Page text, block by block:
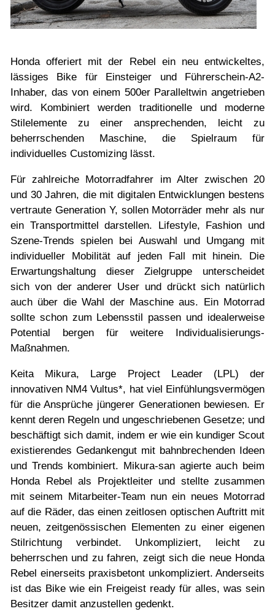
Probefahrt vereinbaren
Inhaltsverzeichnis
Datenschutz
Gebrauchtwagen-Verkaufsbedingungen
Über uns
Anfahrt & Routenplaner
Honda offeriert mit der Rebel ein neu entwickeltes,
lässiges Bike für Einsteiger und Führerschein-A2-
Inhaber, das von einem 500er Paralleltwin angetrieben
wird. Kombiniert werden traditionelle und moderne
Stilelemente zu einer ansprechenden, leicht zu
beherrschenden Maschine, die Spielraum für
individuelles Customizing lässt.
Für zahlreiche Motorradfahrer im Alter zwischen 20
und 30 Jahren, die mit digitalen Entwicklungen bestens
vertraute Generation Y, sollen Motorräder mehr als nur
ein Transportmittel darstellen. Lifestyle, Fashion und
Szene-Trends spielen bei Auswahl und Umgang mit
individueller Mobilität auf jeden Fall mit hinein. Die
Erwartungshaltung dieser Zielgruppe unterscheidet
sich von der anderer User und drückt sich natürlich
auch über die Wahl der Maschine aus. Ein Motorrad
sollte schon zum Lebensstil passen und idealerweise
Potential bergen für weitere Individualisierungs-
Maßnahmen.
Keita Mikura, Large Project Leader (LPL) der
innovativen NM4 Vultus*, hat viel Einfühlungsvermögen
für die Ansprüche jüngerer Generationen bewiesen. Er
kennt deren Regeln und ungeschriebenen Gesetze; und
beschäftigt sich damit, indem er wie ein kundiger Scout
existierendes Gedankengut mit bahnbrechenden Ideen
und Trends kombiniert. Mikura-san agierte auch beim
Honda Rebel als Projektleiter und stellte zusammen
mit seinem Mitarbeiter-Team nun ein neues Motorrad
auf die Räder, das einen zeitlosen optischen Auftritt mit
neuen, zeitgenössischen Elementen zu einer eigenen
Stilrichtung verbindet. Unkompliziert, leicht zu
beherrschen und zu fahren, zeigt sich die neue Honda
Rebel einerseits praxisbetont unkompliziert. Anderseits
ist das Bike wie ein Freigeist ready für alles, was sein
Besitzer damit anzustellen gedenkt.